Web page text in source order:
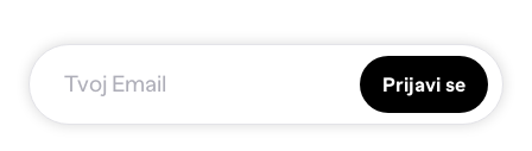
Prijavi se